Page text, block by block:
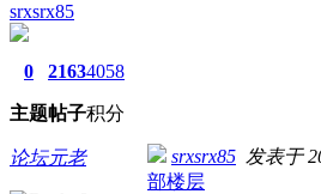
srxsrx85
0
主题
2163
帖子
4058
积分
论坛元老 srxsrx85 发表于
部楼层